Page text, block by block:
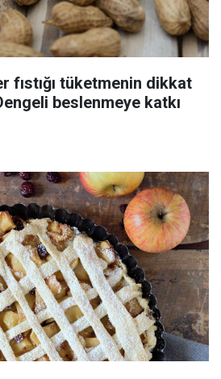
fıstığı tüketmenin dikkat
beslenmeye katkı